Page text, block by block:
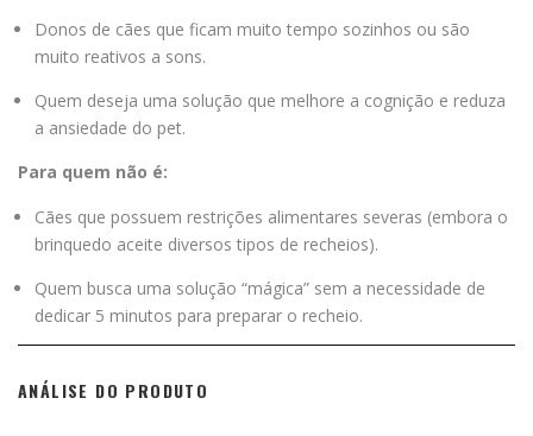
Donos de cães que ficam muito tempo sozinhos ou são
muito reativos a sons.
Quem deseja uma solução que melhore a cognição e reduza
a ansiedade do pet.
Para quem não é:
Cães que possuem restrições alimentares severas (embora o
brinquedo aceite diversos tipos de recheios).
Quem busca uma solução “mágica” sem a necessidade de
dedicar 5 minutos para preparar o recheio.
ANÁLISE DO PRODUTO